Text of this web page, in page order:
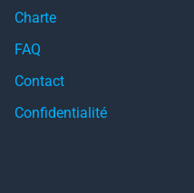
Charte
FAQ
Contact
Confidentialité